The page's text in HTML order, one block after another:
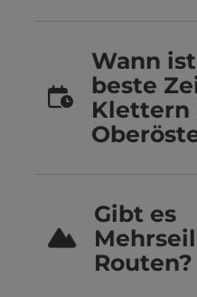
Wann
beste
Klettern
Gibt es
Routen?